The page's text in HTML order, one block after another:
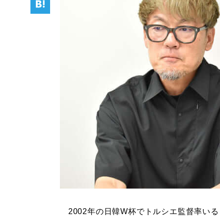
2002年の日韓W杯でトルシエ監督率い